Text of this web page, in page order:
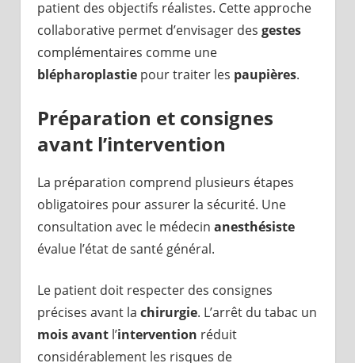
patient des objectifs réalistes. Cette approche
collaborative permet d’envisager des gestes
complémentaires comme une
blépharoplastiepour traiter les paupières.
Préparation et consignes
avant l’intervention
La préparation comprend plusieurs étapes
obligatoires pour assurer la sécurité. Une
consultation avec le médecin anesthésiste
évalue l’état de santé général.
Le patient doit respecter des consignes
précises avant la chirurgie. L’arrêt du tabac un
mois avantl’intervention réduit
considérablement les risques de